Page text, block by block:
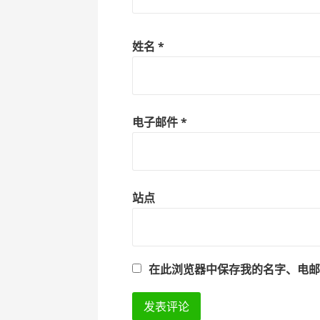
姓名*
电子邮件*
站点
在此浏览器中保存我的名字、电邮